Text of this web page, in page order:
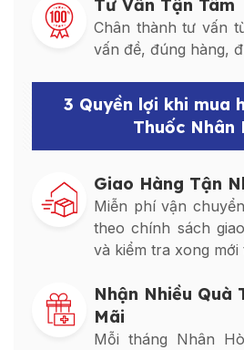
Tư Vấn Tận Tâm
Chân thành tư vấn
vấn đề, đúng hàng,
3 Quyền lợi khi mua
Thuốc Nhân
Giao Hàng Tận
Miễn phí vận
theo chính sách
và kiểm tra xong mới
Nhận Nhiều Quà
Mãi
Mỗi tháng Nhân